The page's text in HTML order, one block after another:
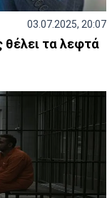
03.07.2025, 20:07
θέλει τα λεφτά